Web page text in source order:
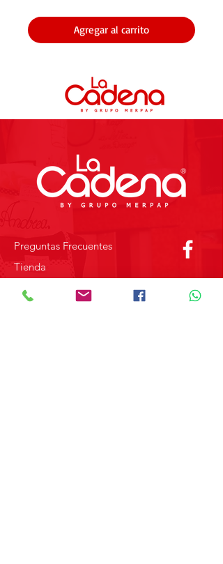
Agregar al carrito
Preguntas Frecuentes
Tienda
Sobre Nosotros